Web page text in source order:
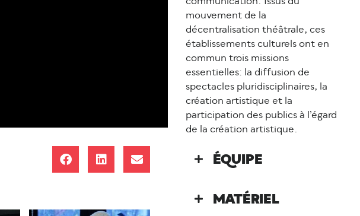
mouvement de la
décentralisation théâ­trale, ces
établissements culturels ont en
commun trois missions
essentielles: la diffusion de
spectacles pluridisciplinaires, la
création artistique et la
participation des publics à l’égard
de la création artistique.
ÉQUIPE
MATÉRIEL